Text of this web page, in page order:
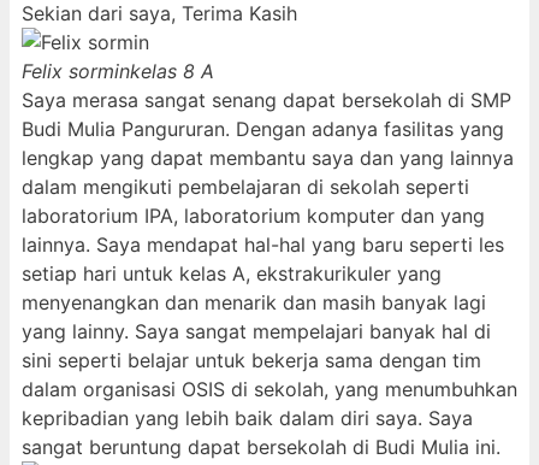
Sekian dari saya, Terima Kasih
Felix sorminkelas 8 A
Saya merasa sangat senang dapat bersekolah di SMP
Budi Mulia Pangururan. Dengan adanya fasilitas yang
lengkap yang dapat membantu saya dan yang lainnya
dalam mengikuti pembelajaran di sekolah seperti
laboratorium IPA, laboratorium komputer dan yang
lainnya. Saya mendapat hal-hal yang baru seperti les
setiap hari untuk kelas A, ekstrakurikuler yang
menyenangkan dan menarik dan masih banyak lagi
yang lainny. Saya sangat mempelajari banyak hal di
sini seperti belajar untuk bekerja sama dengan tim
dalam organisasi OSIS di sekolah, yang menumbuhkan
kepribadian yang lebih baik dalam diri saya. Saya
sangat beruntung dapat bersekolah di Budi Mulia ini.